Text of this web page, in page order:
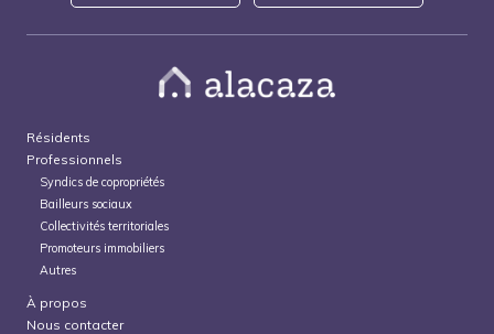
Résidents
Professionnels
Syndics de copropriétés
Bailleurs sociaux
Collectivités territoriales
Promoteurs immobiliers
Autres
À propos
Nous contacter